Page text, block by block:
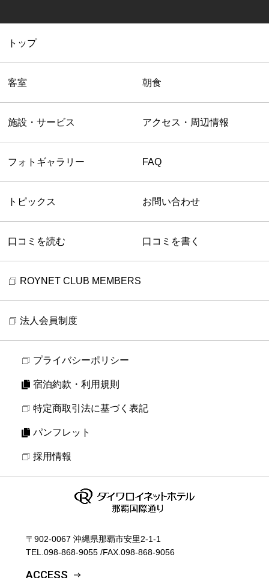
トップ
客室 朝食
施設・サービス アクセス・周辺情報
フォトギャラリー FAQ
トピックス お問い合わせ
口コミを読む 口コミを書く
ROYNET CLUB MEMBERS
法人会員制度
プライバシーポリシー
宿泊約款・利用規則
特定商取引法に基づく表記
パンフレット
採用情報
〒902-0067 沖縄県那覇市安里2-1-1
TEL. 098-868-9055 /FAX.098-868-9056
ACCESS